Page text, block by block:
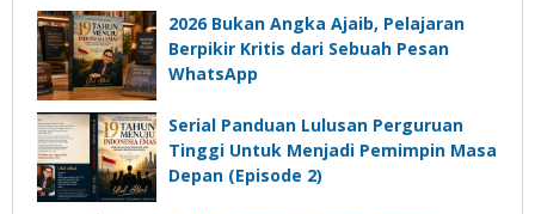
2026 Bukan Angka Ajaib, Pelajaran
Berpikir Kritis dari Sebuah Pesan
WhatsApp
Serial Panduan Lulusan Perguruan
Tinggi Untuk Menjadi Pemimpin Masa
Depan (Episode 2)